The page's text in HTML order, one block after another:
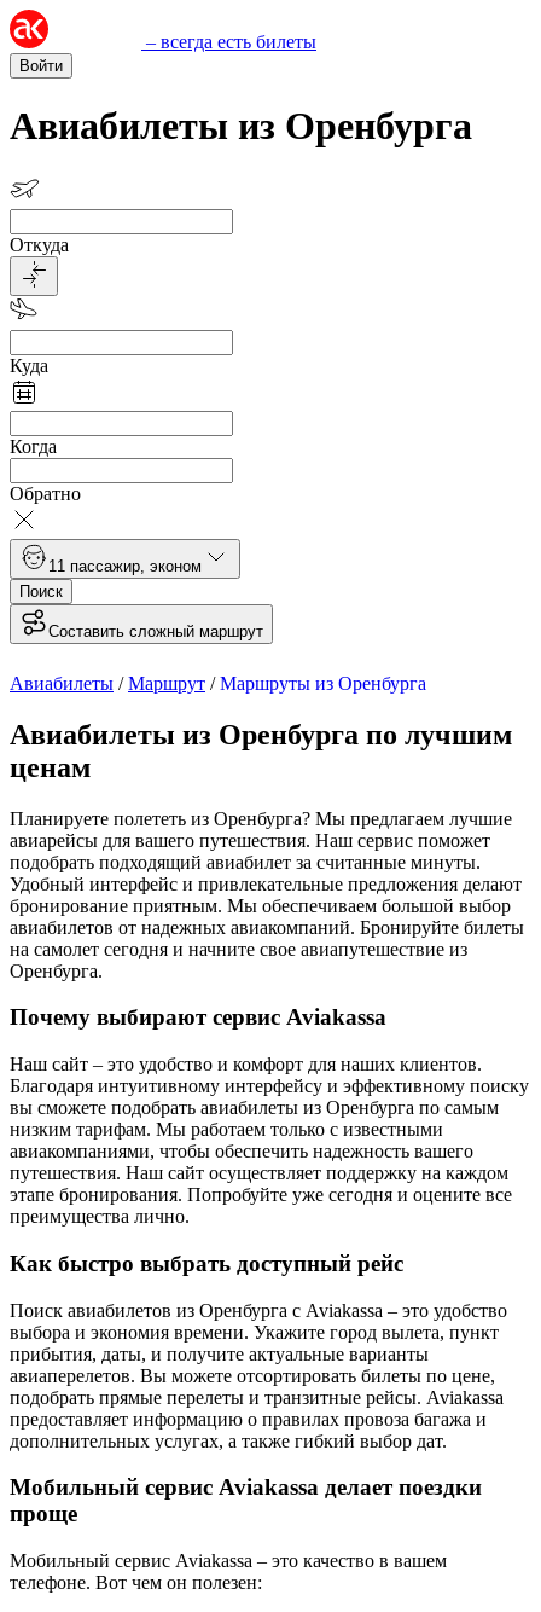
– всегда есть билеты
Войти
Авиабилеты из Оренбурга
Откуда
Куда
Когда
Обратно
1 1 пассажир эконом
Поиск
Составить сложный маршрут
Авиабилеты /Маршрут /Маршруты из Оренбурга
Авиабилеты из Оренбурга по лучшим
ценам
Планируете полететь из Оренбурга? Мы предлагаем лучшие
авиарейсы для вашего путешествия. Наш сервис поможет
подобрать подходящий авиабилет за считанные минуты.
Удобный интерфейс и привлекательные предложения делают
бронирование приятным. Мы обеспечиваем большой выбор
авиабилетов от надежных авиакомпаний. Бронируйте билеты
на самолет сегодня и начните свое авиапутешествие из
Оренбурга.
Почему выбирают сервис Aviakassa
Наш сайт – это удобство и комфорт для наших клиентов.
Благодаря интуитивному интерфейсу и эффективному поиску
вы сможете подобрать авиабилеты из Оренбурга по самым
низким тарифам. Мы работаем только с известными
авиакомпаниями, чтобы обеспечить надежность вашего
путешествия. Наш сайт осуществляет поддержку на каждом
этапе бронирования. Попробуйте уже сегодня и оцените все
преимущества лично.
Как быстро выбрать доступный рейс
Поиск авиабилетов из Оренбурга с Aviakassa – это удобство
выбора и экономия времени. Укажите город вылета, пункт
прибытия, даты, и получите актуальные варианты
авиаперелетов. Вы можете отсортировать билеты по цене,
подобрать прямые перелеты и транзитные рейсы. Aviakassa
предоставляет информацию о правилах провоза багажа и
дополнительных услугах, а также гибкий выбор дат.
Мобильный сервис Aviakassa делает поездки
проще
Мобильный сервис Aviakassa – это качество в вашем
телефоне. Вот чем он полезен: